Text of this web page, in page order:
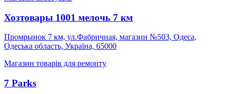
Хозтовары 1001 мелочь 7 км
Промрынок 7 км, ул.Фабричная, магазин №503, Одеса,
Одеська область, Україна, 65000
Магазин товарів для ремонту
7 Parks